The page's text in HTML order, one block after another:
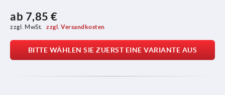
ab 7,85 €
zzgl. MwSt. zzgl. Versandkosten
BITTE WÄHLEN SIE ZUERST EINE VARIANTE AUS